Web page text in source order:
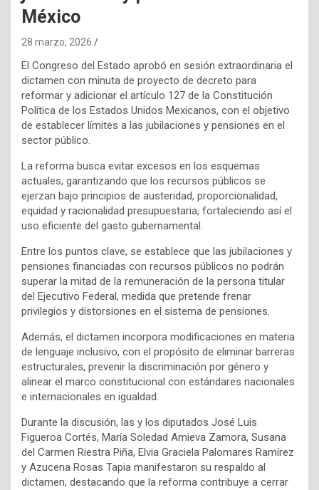
México
28 marzo, 2026
El Congreso del Estado aprobó en sesión extraordinaria el
dictamen con minuta de proyecto de decreto para
reformar y adicionar el artículo 127 de la Constitución
Política de los Estados Unidos Mexicanos, con el objetivo
de establecer límites a las jubilaciones y pensiones en el
sector público.
La reforma busca evitar excesos en los esquemas
actuales, garantizando que los recursos públicos se
ejerzan bajo principios de austeridad, proporcionalidad,
equidad y racionalidad presupuestaria, fortaleciendo así el
uso eficiente del gasto gubernamental.
Entre los puntos clave, se establece que las jubilaciones y
pensiones financiadas con recursos públicos no podrán
superar la mitad de la remuneración de la persona titular
del Ejecutivo Federal, medida que pretende frenar
privilegios y distorsiones en el sistema de pensiones.
Además, el dictamen incorpora modificaciones en materia
de lenguaje inclusivo, con el propósito de eliminar barreras
estructurales, prevenir la discriminación por género y
alinear el marco constitucional con estándares nacionales
e internacionales en igualdad.
Durante la discusión, las y los diputados José Luis
Figueroa Cortés, María Soledad Amieva Zamora, Susana
del Carmen Riestra Piña, Elvia Graciela Palomares Ramírez
y Azucena Rosas Tapia manifestaron su respaldo al
dictamen, destacando que la reforma contribuye a cerrar